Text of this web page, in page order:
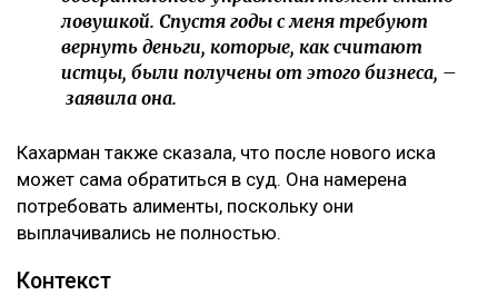
ловушкой. Спустя годы с меня требуют
вернуть деньги, которые, как считают
истцы, были получены от этого бизнеса, –
заявила она.
Кахарман также сказала, что после нового иска
может сама обратиться в суд. Она намерена
потребовать алименты, поскольку они
выплачивались не полностью.
Контекст